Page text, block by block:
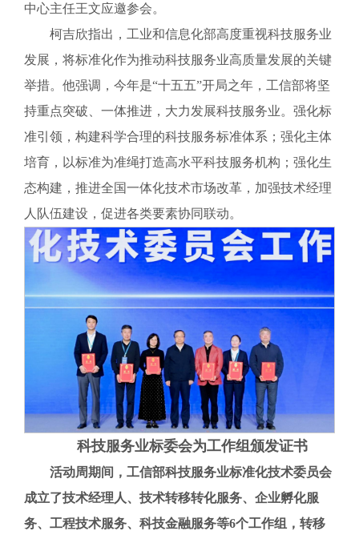
中心主任王文应邀参会。
柯吉欣指出，工业和信息化部高度重视科技服务业
发展，将标准化作为推动科技服务业高质量发展的关键
举措。他强调，今年是“十五五”开局之年，工信部将坚
持重点突破、一体推进，大力发展科技服务业。强化标
准引领，构建科学合理的科技服务标准体系；强化主体
培育，以标准为准绳打造高水平科技服务机构；强化生
态构建，推进全国一体化技术市场改革，加强技术经理
人队伍建设，促进各类要素协同联动。
科技服务业标委会为工作组颁发证书
活动周期间，工信部科技服务业标准化技术委员会
成立了技术经理人、技术转移转化服务、企业孵化服
务、工程技术服务、科技金融服务等6个工作组，转移